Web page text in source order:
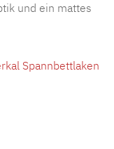
und ein mattes
Spannbettlaken